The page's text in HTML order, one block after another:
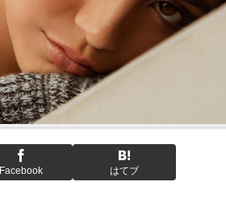
Facebook はてブ